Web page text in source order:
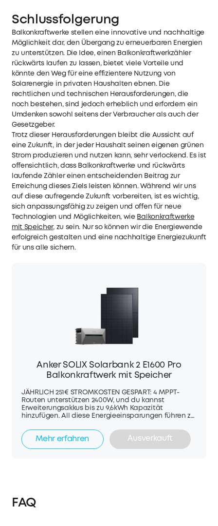
Schlussfolgerung
Balkonkraftwerke stellen eine innovative und nachhaltige
Möglichkeit dar, den Übergang zu erneuerbaren Energien
zu unterstützen. Die Idee, einen Balkonkraftwerkzähler
rückwärts laufen zu lassen, bietet viele Vorteile und
könnte den Weg für eine effizientere Nutzung von
Solarenergie in privaten Haushalten ebnen. Die
rechtlichen und technischen Herausforderungen, die
noch bestehen, sind jedoch erheblich und erfordern ein
Umdenken sowohl seitens der Verbraucher als auch der
Gesetzgeber.
Trotz dieser Herausforderungen bleibt die Aussicht auf
eine Zukunft, in der jeder Haushalt seinen eigenen grünen
Strom produzieren und nutzen kann, sehr verlockend. Es ist
offensichtlich, dass Balkonkraftwerke und rückwärts
laufende Zähler einen entscheidenden Beitrag zur
Erreichung dieses Ziels leisten können. Während wir uns
auf diese aufregende Zukunft vorbereiten, ist es wichtig,
sich anpassungsfähig zu zeigen und offen für neue
Technologien und Möglichkeiten, wie Balkonkraftwerke
mit Speicher, zu sein. Nur so können wir die Energiewende
erfolgreich gestalten und eine nachhaltige Energiezukunft
für uns alle sichern.
Anker SOLIX Solarbank 2 E1600 Pro
Balkonkraftwerk mit Speicher
JÄHRLICH 251€ STROMKOSTEN GESPART: 4 MPPT-
Routen unterstützen 2400W, und du kannst
Erweiterungsakkus bis zu 9,6kWh Kapazität
hinzufügen. All diese Energieeinsparungen führen zu
um bis zu 251€. ANTI-ENERGIEVERSCHWENDUNG:
Erreiche echte Effizienz mit dem Anker SOLIX
Smarten Zähler, der den Stromverbrauch in Echtzeit
wichtige Geräte mit der 1000W AC-Steckdose auch
während eines Stromausfalls am Laufen. IM
Mehr erfahren Ausverkauft
FAQ